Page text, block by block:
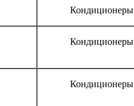
Кондиционеры
Кондиционеры
Кондиционеры